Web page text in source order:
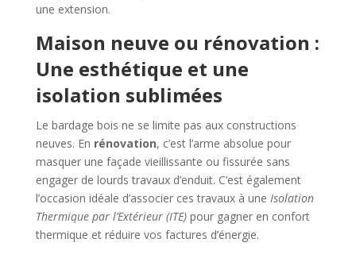
une extension.
Maison neuve ou rénovation :
Une esthétique et une
isolation sublimées
Le bardage bois ne se limite pas aux constructions
neuves. En rénovation, c’est l’arme absolue pour
masquer une façade vieillissante ou fissurée sans
engager de lourds travaux d’enduit. C’est également
l’occasion idéale d’associer ces travaux à une Isolation
Thermique par l’Extérieur (ITE)pour gagner en confort
thermique et réduire vos factures d’énergie.